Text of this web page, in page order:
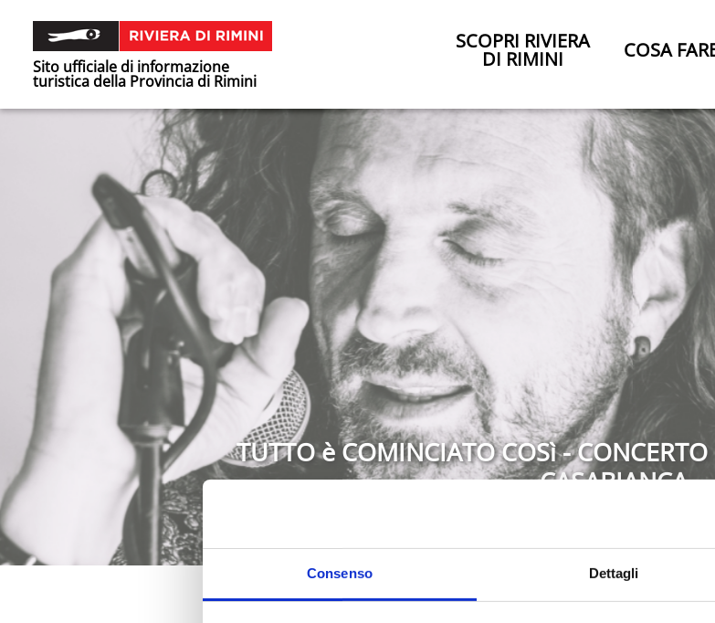
Consenso Dettagli
Sito ufficiale di informazione
turistica della Provincia di Rimini
SCOPRI RIVIERA
DI RIMINI COSA
TUTTO è COMINCIATO COSì -
CASABIANCA